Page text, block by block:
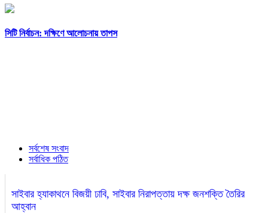
সিটি নির্বাচন: দক্ষিণে আলোচনায় তাপস
সর্বশেষ সংবাদ
সর্বাধিক পঠিত
সাইবার হ্যাকাথনে বিজয়ী ঢাবি, সাইবার নিরাপত্তায় দক্ষ জনশক্তি তৈরির
আহ্বান